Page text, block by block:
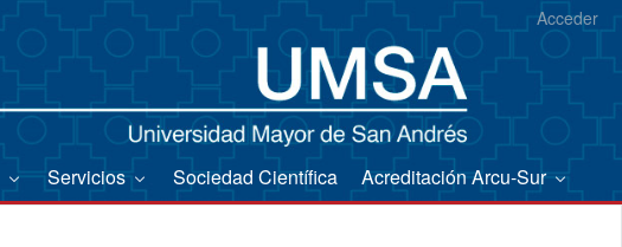
Acceder
Servicios Sociedad Científica Acreditación Arcu-Sur